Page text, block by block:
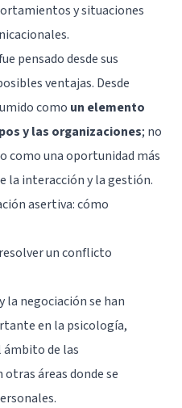
y situaciones
pensado desde sus
ventajas. Desde
como un elemento
y las organizaciones; no
como una oportunidad más
la interacción y la gestión.
asertiva: cómo
un conflicto
la negociación se han
en la psicología,
de las
áreas donde se